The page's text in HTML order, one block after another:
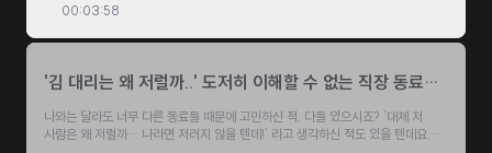
‘T.P.O.’에 맞게 진행하는 리더의 센스가 필요합니다. 우리 함께 센스를
00:03:58
'김 대리는 왜 저럴까..' 도저히 이해할 수 없는 직장 동료가
있다면!
나와는 달라도 너무 다른 동료들 때문에 고민하신 적, 다들 있으시죠? ‘대체 저
사람은 왜 저럴까… 나라면 저러지 않을 텐데!’ 라고 생각하신 적도 있을 텐데요.